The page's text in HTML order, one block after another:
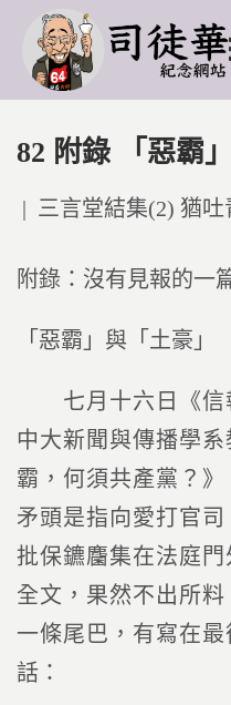
82 附錄 「惡霸
Posted
三言堂結集(2) 猶吐
附錄：沒有見報的一
「惡霸」與「土豪」
七月十六日《信
中大新聞與傳播學
霸，何須共產黨？》
矛頭是指向愛打官
批保鑣麕集在法庭
全文，果然不出所
一條尾巴，有寫在
話：